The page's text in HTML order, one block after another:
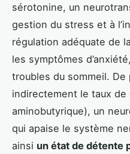
sérotonine, un
gestion du stress et à
régulation adéquate de
les symptômes
troubles du sommeil. De
indirectement le taux de
aminobutyrique), un
qui apaise le système
ainsi un état de détente